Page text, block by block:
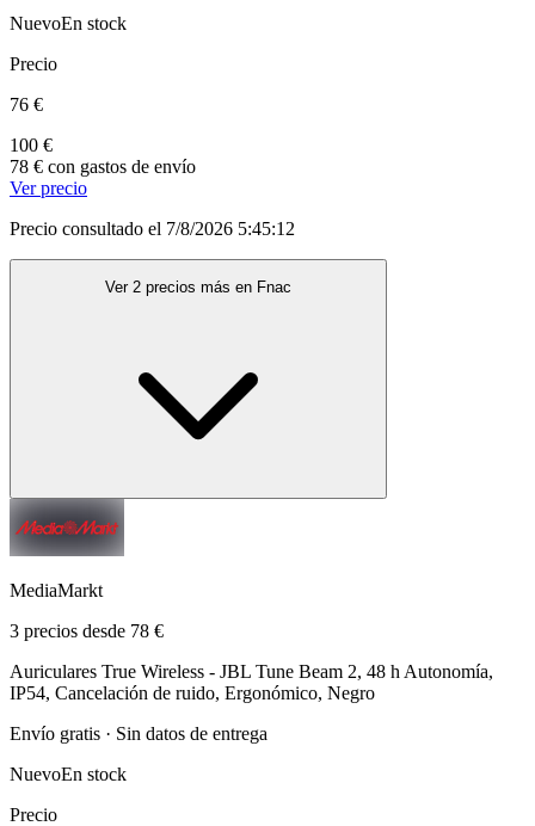
NuevoEn stock
Precio
76 €
100 €
78 € con gastos de envío
Ver precio
Precio consultado el 7/8/2026 5:45:12
Ver 2 precios más en Fnac
MediaMarkt
3 precios desde 78 €
Auriculares True Wireless - JBL Tune Beam 2, 48 h Autonomía,
IP54, Cancelación de ruido, Ergonómico, Negro
Envío gratis · Sin datos de entrega
NuevoEn stock
Precio